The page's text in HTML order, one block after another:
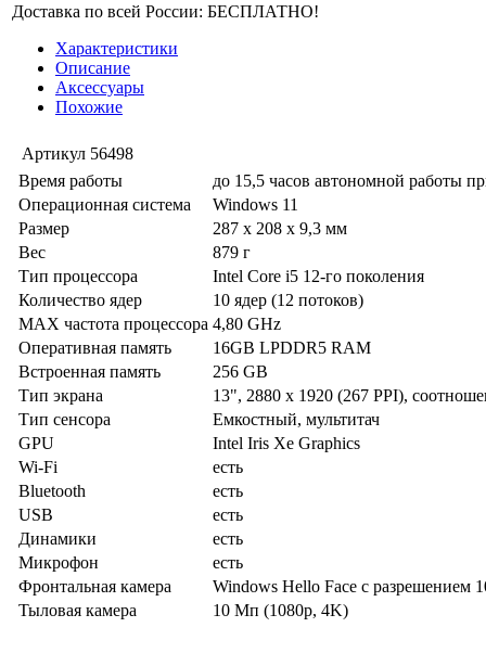
Доставка по всей России: БЕСПЛАТНО!
Характеристики
Описание
Аксессуары
Похожие
Артикул 56498
Время работы
до 15,5 часов автономной работы
Операционная система
Windows 11
Размер
287 x 208 x 9,3 мм
Вес
879 г
Тип процессора
Intel Core i5 12-го поколения
Количество ядер
10 ядер (12 потоков)
MAX частота процессора 4,80 GHz
Оперативная память
16GB LPDDR5 RAM
Встроенная память
256 GB
Тип экрана
13", 2880 x 1920 (267 PPI),
Тип сенсора
Емкостный, мультитач
GPU
Intel Iris Xe Graphics
Wi-Fi
есть
Bluetooth
есть
USB
есть
Динамики
есть
Микрофон
есть
Фронтальная камера
Windows Hello Face с разрешением
Тыловая камера
10 Мп (1080p, 4K)